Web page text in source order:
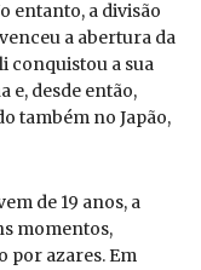
entanto, a divisão
a abertura da
conquistou a sua
e, desde então,
também no Japão,
de 19 anos, a
momentos,
por azares. Em